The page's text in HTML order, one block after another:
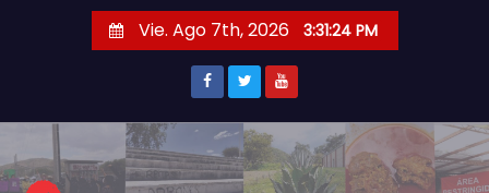
r
Vie. Ago 7th, 2026 3:31:25 PM